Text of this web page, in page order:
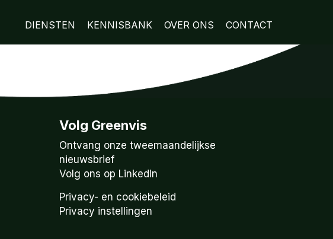
DIENSTEN KENNISBANK OVER ONS CONTACT
Volg Greenvis
Ontvang onze tweemaandelijkse
nieuwsbrief
Volg ons op LinkedIn
Privacy- en cookiebeleid
Privacy instellingen